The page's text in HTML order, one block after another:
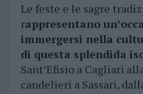
Le feste e le sagre
rappresentano
immergersi nella
di questa splendida
Sant’Efisio a Cagliari
candelieri a Sassari,